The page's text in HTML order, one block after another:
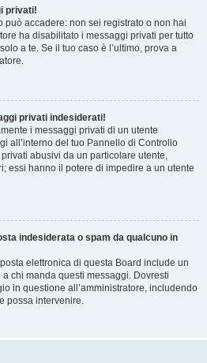
privati!
può accadere: non sei registrato o non hai
ha disabilitato i messaggi privati per tutto
a te. Se il tuo caso è l’ultimo, prova a
privati indesiderati!
i messaggi privati ​​di un utente
all’interno del tuo Pannello di Controllo
​​abusivi da un particolare utente,
essi hanno il potere di impedire a un utente
indesiderata o spam da qualcuno in
elettronica di questa Board include un
chi manda questi messaggi. Dovresti
in questione all’amministratore, includendo
possa intervenire.